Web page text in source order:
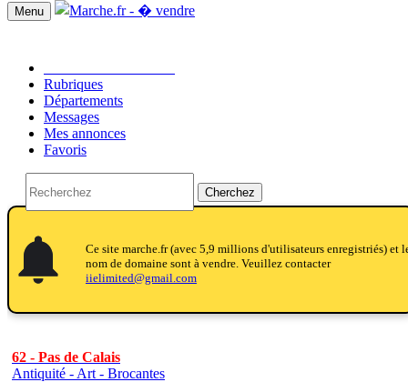
Menu
Rubriques
Départements
Messages
Mes annonces
Favoris
Cherchez
notifications
notifications
Ce site marche.fr (avec 5,9 millions d'utilisateurs enregistriés) et
nom de domaine sont à vendre. Veuillez contacter
iielimited@gmail.com
62 - Pas de Calais
Antiquité - Art - Brocantes